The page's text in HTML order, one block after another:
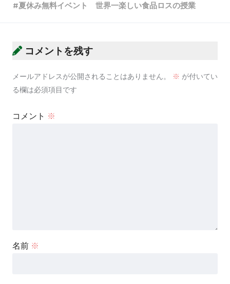
夏休み無料イベント 世界一楽しい食品ロスの授業
コメントを残す
メールアドレスが公開されることはありません。 ※ が付いてい
る欄は必須項目です
コメント ※
名前 ※